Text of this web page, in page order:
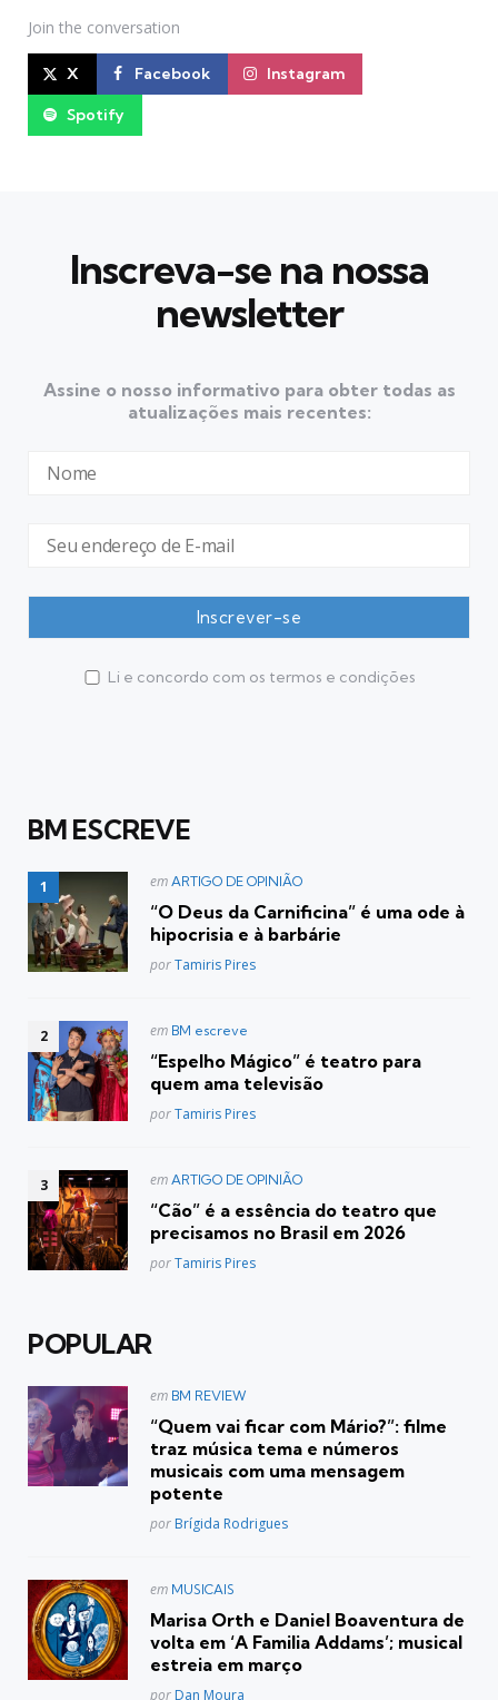
Join the conversation
X Facebook Instagram
Spotify
Inscreva-se na nossa
newsletter
Assine o nosso informativo para obter todas as
atualizações mais recentes:
Li e concordo com os termos e condições
BM ESCREVE
Postado
em ARTIGO DE OPINIÃO
“O Deus da Carnificina” é uma ode à
hipocrisia e à barbárie
Posted
porTamiris Pires
Postado
em BM escreve
“Espelho Mágico” é teatro para
quem ama televisão
Posted
porTamiris Pires
Postado
em ARTIGO DE OPINIÃO
“Cão” é a essência do teatro que
precisamos no Brasil em 2026
Posted
porTamiris Pires
POPULAR
Postado
em BM REVIEW
“Quem vai ficar com Mário?”: filme
traz música tema e números
musicais com uma mensagem
potente
Posted
por Brígida Rodrigues
Postado
em MUSICAIS
Marisa Orth e Daniel Boaventura de
volta em ‘A Familia Addams’; musical
estreia em março
Posted
por Dan Moura